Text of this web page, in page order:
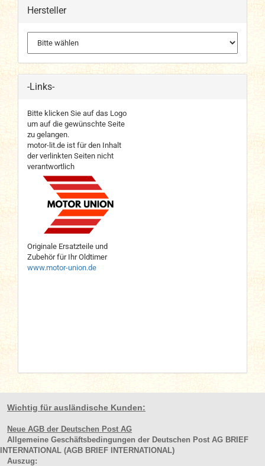
Hersteller
-Links-
Bitte klicken Sie auf das Logo
um auf die gewünschte Seite
zu gelangen.
motor-lit.de ist für den Inhalt
der verlinkten Seiten nicht
verantwortlich
Originale Ersatzteile und
Zubehör für Ihr Oldtimer
www.motor-union.de
Wichtig für ausländische Kunden:
Neue AGB der Deutschen Post AG
Allgemeine Geschäftsbedingungen der Deutschen Post AG BRIEF
INTERNATIONAL (AGB BRIEF INTERNATIONAL)
Auszug: